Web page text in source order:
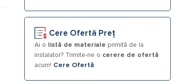
Cere Ofertă Preț
Ai o listă de materiale primită de la
instalator? Trimite-ne o cerere de ofertă
acum! Cere Ofertă